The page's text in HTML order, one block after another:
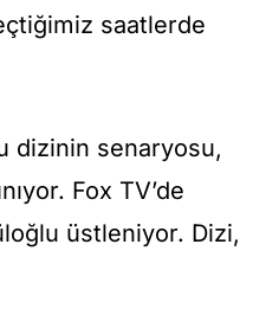
saatlerde
dizinin senaryosu,
Fox TV’de
üstleniyor. Dizi,